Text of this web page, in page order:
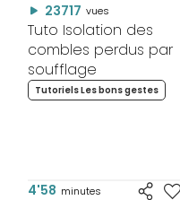
23717 vues
Tuto Isolation des
combles perdus par
soufflage
Tutoriels Les bons gestes
4'58 minutes